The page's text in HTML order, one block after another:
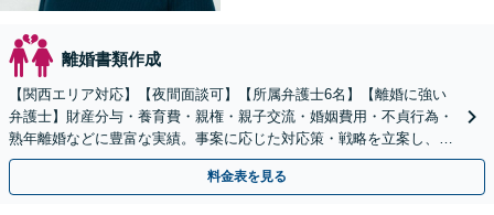
離婚書類作成
【関西エリア対応】【夜間面談可】【所属弁護士6名】【離婚に強い
弁護士】財産分与・養育費・親権・親子交流・婚姻費用・不貞行為・
熟年離婚などに豊富な実績。事案に応じた対応策・戦略を立案し、全
力で闘います。明るい人生の再スタートを！
料金表を見る